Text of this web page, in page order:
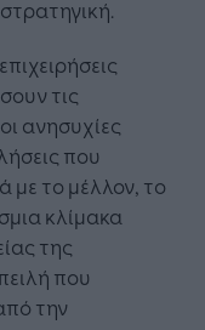
τις
ανησυχίες
που
με το μέλλον, το
κλίμακα
της
που
την